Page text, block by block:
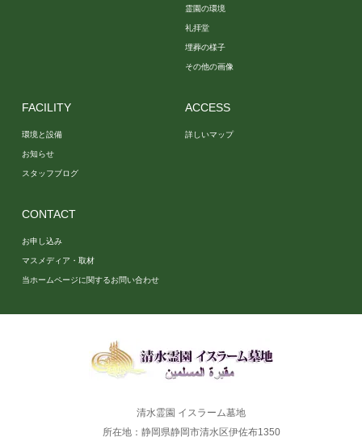
霊園の環境
礼拝堂
埋葬の様子
その他の画像
FACILITY
環境と設備
お知らせ
スタッフブログ
ACCESS
詳しいマップ
CONTACT
お申し込み
マスメディア・取材
当ホームページに関するお問い合わせ
清水霊園 イスラーム墓地
所在地：静岡県静岡市清水区伊佐布1350